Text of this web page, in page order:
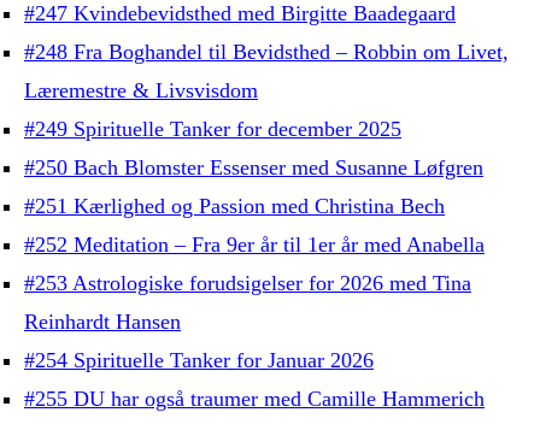
#247 Kvindebevidsthed med Birgitte Baadegaard
#248 Fra Boghandel til Bevidsthed – Robbin om Livet,
Læremestre & Livsvisdom
#249 Spirituelle Tanker for december 2025
#250 Bach Blomster Essenser med Susanne Løfgren
#251 Kærlighed og Passion med Christina Bech
#252 Meditation – Fra 9er år til 1er år med Anabella
#253 Astrologiske forudsigelser for 2026 med Tina
Reinhardt Hansen
#254 Spirituelle Tanker for Januar 2026
#255 DU har også traumer med Camille Hammerich